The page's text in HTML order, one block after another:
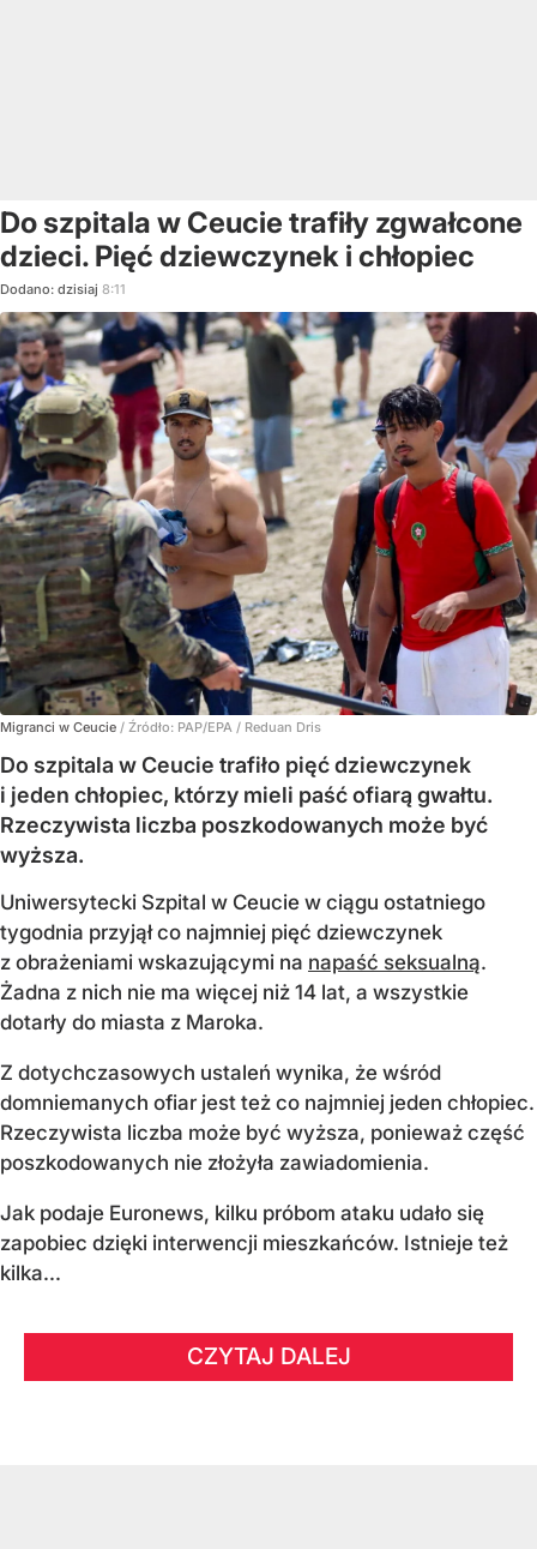
Do szpitala w Ceucie trafiły zgwałcone
dzieci. Pięć dziewczynek i chłopiec
Dodano: dzisiaj 8:11
Migranci w Ceucie / Źródło: PAP/EPA / Reduan Dris
Do szpitala w Ceucie trafiło pięć dziewczynek
i jeden chłopiec, którzy mieli paść ofiarą gwałtu.
Rzeczywista liczba poszkodowanych może być
wyższa.
Uniwersytecki Szpital w Ceucie w ciągu ostatniego
tygodnia przyjął co najmniej pięć dziewczynek
z obrażeniami wskazującymi na napaść seksualną.
Żadna z nich nie ma więcej niż 14 lat, a wszystkie
dotarły do miasta z Maroka.
Z dotychczasowych ustaleń wynika, że wśród
domniemanych ofiar jest też co najmniej jeden chłopiec.
Rzeczywista liczba może być wyższa, ponieważ część
poszkodowanych nie złożyła zawiadomienia.
Jak podaje Euronews, kilku próbom ataku udało się
zapobiec dzięki interwencji mieszkańców. Istnieje też
kilka...
CZYTAJ DALEJ